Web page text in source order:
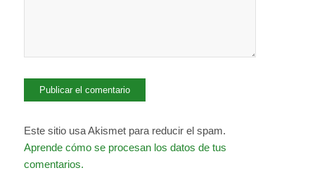
Este sitio usa Akismet para reducir el spam.
Aprende cómo se procesan los datos de tus
comentarios.